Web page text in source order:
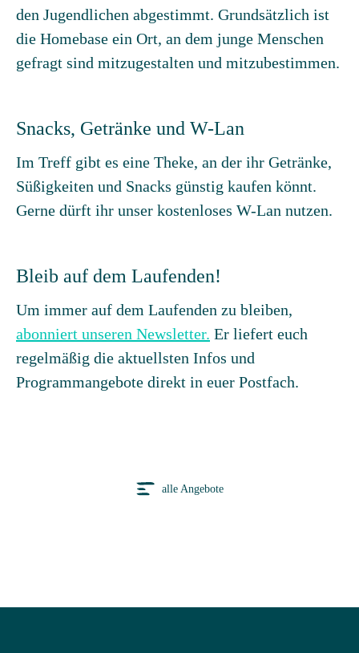
den Jugendlichen abgestimmt. Grundsätzlich ist
die Homebase ein Ort, an dem junge Menschen
gefragt sind mitzugestalten und mitzubestimmen.
Snacks, Getränke und W-Lan
Im Treff gibt es eine Theke, an der ihr Getränke,
Süßigkeiten und Snacks günstig kaufen könnt.
Gerne dürft ihr unser kostenloses W-Lan nutzen.
Bleib auf dem Laufenden!
Um immer auf dem Laufenden zu bleiben,
abonniert unseren Newsletter. Er liefert euch
regelmäßig die aktuellsten Infos und
Programmangebote direkt in euer Postfach.
alle Angebote